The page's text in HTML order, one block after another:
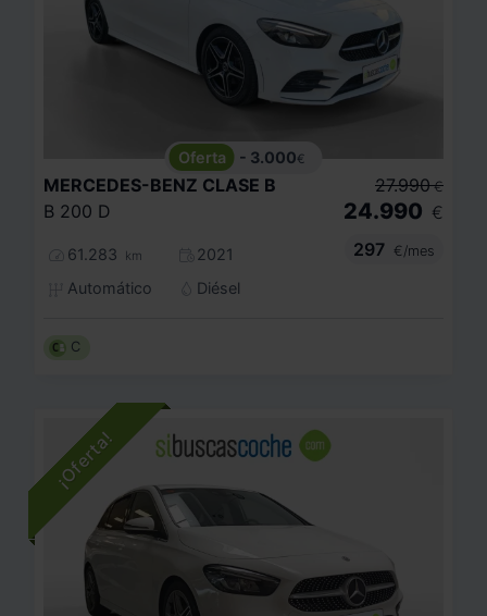
- 3.000€
MERCEDES-BENZ CLASE B
B 200 D
61.283 km
2021
Automático
Diésel
27.990 €
24.990 €
297
€/mes
C